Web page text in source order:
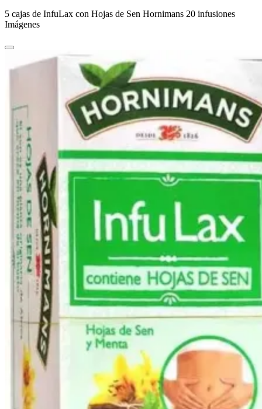
5 cajas de InfuLax con Hojas de Sen Hornimans 20 infusiones
Imágenes